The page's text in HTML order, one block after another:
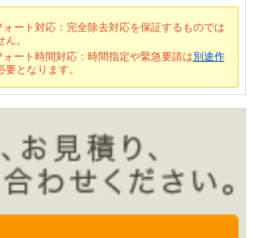
ォート対応：完全除去対応を保証するものでは
。
ォート時間対応：時間指定や緊急要請は別途作
要となります。